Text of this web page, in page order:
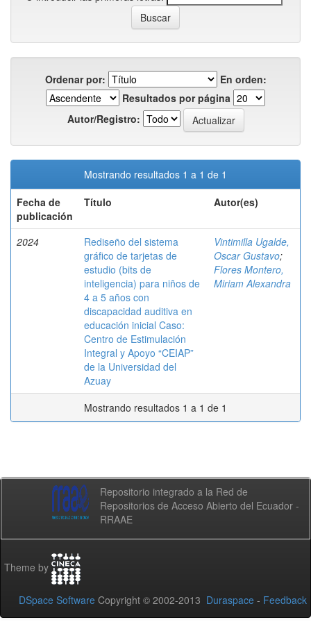
Ordenar por:
En orden:
Resultados por página
Autor/Registro:
Mostrando resultados 1 a 1 de 1
Fecha de
publicación
Título Autor(es)
2024
Rediseño del sistema
gráfico de tarjetas de
estudio (bits de
inteligencia) para niños de
4 a 5 años con
discapacidad auditiva en
educación inicial Caso:
Centro de Estimulación
Integral y Apoyo “CEIAP”
de la Universidad del
Azuay
Vintimilla Ugalde,
Oscar Gustavo;
Flores Montero,
Miriam Alexandra
Mostrando resultados 1 a 1 de 1
Repositorio integrado a la Red de
Repositorios de Acceso Abierto del Ecuador -
RRAAE
Theme by
DSpace Software Copyright © 2002-2013 Duraspace - Feedback